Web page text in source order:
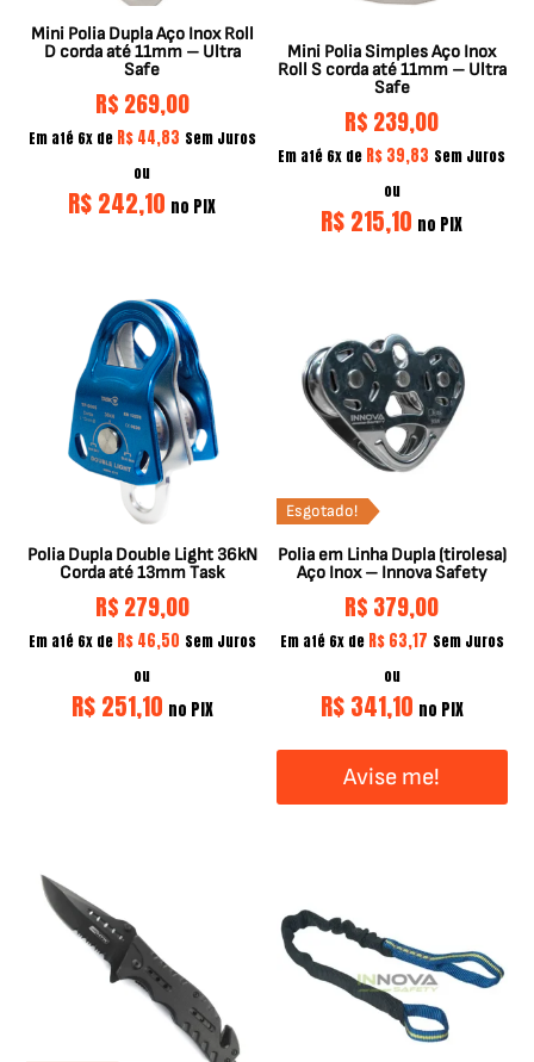
Mini Polia Dupla Aço Inox Roll
D corda até 11mm – Ultra
Safe
R$ 269,00
Em até 6x de R$44,83 Sem Juros
ou
R$242,10 no PIX
Mini Polia Simples Aço Inox
Roll S corda até 11mm – Ultra
Safe
R$ 239,00
Em até 6x de R$ 39,83 Sem Juros
ou
R$215,10 no PIX
Polia Dupla Double Light 36kN
Corda até 13mm Task
R$ 279,00
Em até 6x de R$46,50 Sem Juros
ou
R$251,10 no PIX
Esgotado!
Polia em Linha Dupla (tirolesa)
Aço Inox – Innova Safety
R$ 379,00
Em até 6x de R$63,17 Sem Juros
ou
R$341,10 no PIX
Avise me!